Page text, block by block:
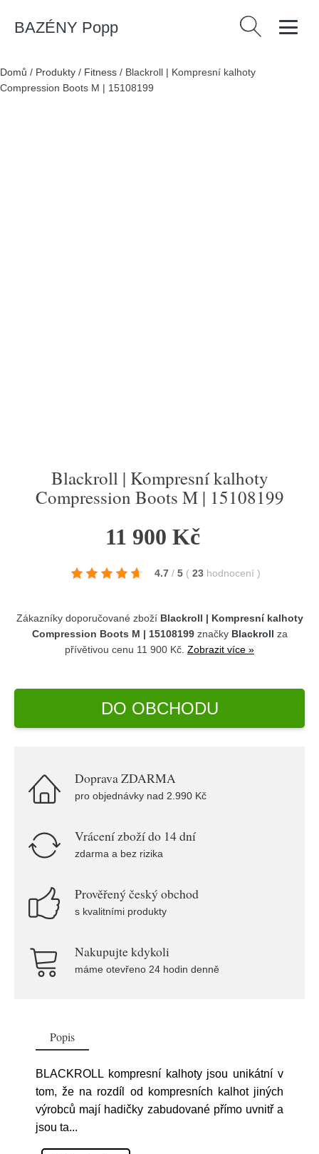
BAZÉNY Popp Vyhledávání
Domů / Produkty / Fitness / Blackroll | Kompresní kalhoty
Compression Boots M | 15108199
Blackroll | Kompresní kalhoty
Compression Boots M | 15108199
11 900 Kč
4.7 / 5 ( 23 hodnocení )
Zákazníky doporučované zboží Blackroll | Kompresní kalhoty
Compression Boots M | 15108199značky Blackroll za
přívětivou cenu 11 900 Kč. Zobrazit více »
DO OBCHODU
Doprava ZDARMA
pro objednávky nad 2.990 Kč
Vrácení zboží do 14 dní
zdarma a bez rizika
Prověřený český obchod
s kvalitními produkty
Nakupujte kdykoli
máme otevřeno 24 hodin denně
Popis
BLACKROLL kompresní kalhoty jsou unikátní v
tom, že na rozdíl od kompresních kalhot jiných
výrobců mají hadičky zabudované přímo uvnitř a
jsou ta...